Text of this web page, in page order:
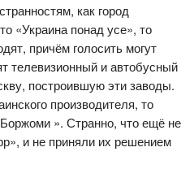
как город
«Украина понад усе», то
причём голосить могут
телевизионный и автобусный
построившую эти заводы.
производителя, то
». Странно, что ещё не
и не приняли их решением